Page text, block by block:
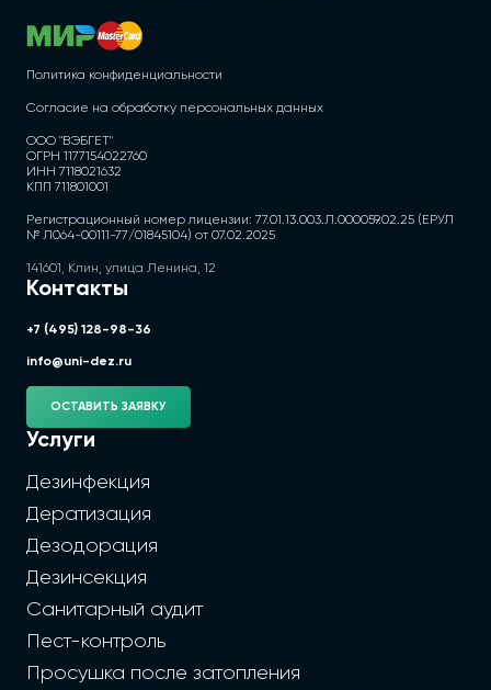
Политика конфиденциальности
Согласие на обработку персональных данных
ООО "ВЭБГЕТ"
ОГРН 1177154022760
ИНН 7118021632
КПП 711801001
Регистрационный номер лицензии: 77.01.13.003.Л.000059.02.25 (ЕРУЛ
№ Л064-00111-77/01845104) от 07.02.2025
141601, Клин, улица Ленина, 12
Контакты
+7 (495) 128-98-36
info@uni-dez.ru
ОСТАВИТЬ ЗАЯВКУ
Услуги
Дезинфекция
Дератизация
Дезодорация
Дезинсекция
Санитарный аудит
Пест-контроль
Просушка после затопления